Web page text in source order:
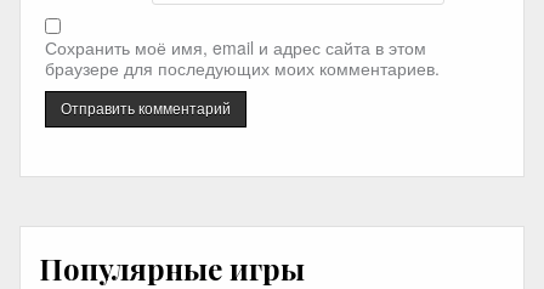
Сохранить моё имя, email и адрес сайта в этом
браузере для последующих моих комментариев.
Популярные игры